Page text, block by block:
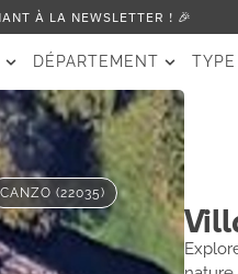
À LA NEWSLETTER ! 🎉
DÉPARTEMENT TYPE
CANZO (22035)